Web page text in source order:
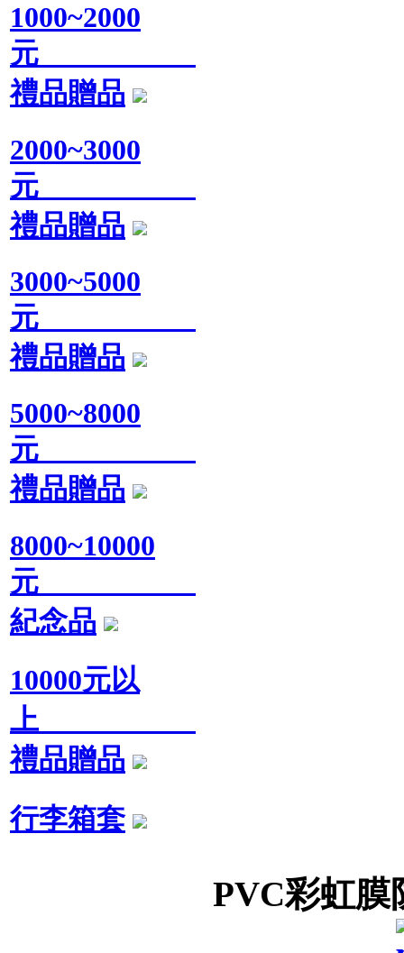
1000~2000
元
禮品贈品
2000~3000
元
禮品贈品
3000~5000
元
禮品贈品
5000~8000
元
禮品贈品
8000~10000
元
紀念品
10000元以
上
禮品贈品
行李箱套
PVC彩虹膜